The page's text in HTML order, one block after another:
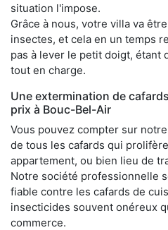
situation l'impose.
Grâce à nous, votre villa va
insectes, et cela en un temps
pas à lever le petit doigt, étant
tout en charge.
Une extermination de
prix à Bouc-Bel-Air
Vous pouvez compter sur
de tous les cafards qui
appartement, ou bien lieu de
Notre société professionnelle
fiable contre les cafards de
insecticides souvent onéreux
commerce.